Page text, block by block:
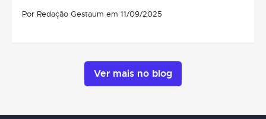
Por Redação Gestaum em 11/09/2025
Ver mais no blog